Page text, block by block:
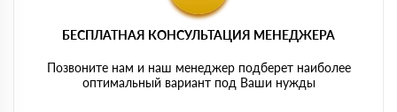
БЕСПЛАТНАЯ КОНСУЛЬТАЦИЯ МЕНЕДЖЕРА
Позвоните нам и наш менеджер подберет наиболее
оптимальный вариант под Ваши нужды